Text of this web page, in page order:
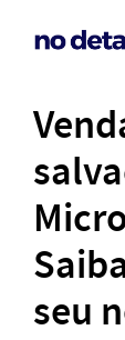
seu